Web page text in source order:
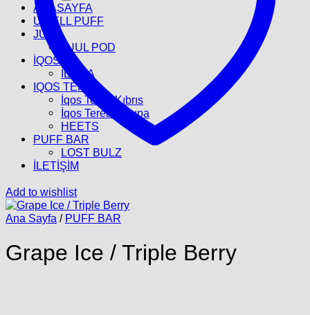
ANASAYFA
UWELL PUFF
JUUL
JUUL POD
İQOS
İLUMA
IQOS TEREA
İqos Terea Kıbrıs
İqos Terea Avrupa
HEETS
PUFF BAR
LOST BULZ
İLETİŞİM
Add to wishlist
Ana Sayfa / PUFF BAR
Grape Ice / Triple Berry